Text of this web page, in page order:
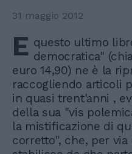
31 maggio 2012
E questo ultimo
democratica"
euro 14,90) ne è la
raccogliendo articoli
in quasi trent'anni ,
della sua "vis
la mistificazione di
corretto", che, per via